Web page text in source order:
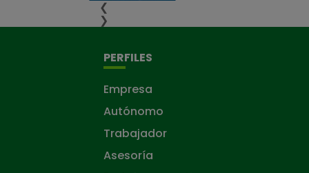
❮
❯
PERFILES
Empresa
Autónomo
Trabajador
Asesoría